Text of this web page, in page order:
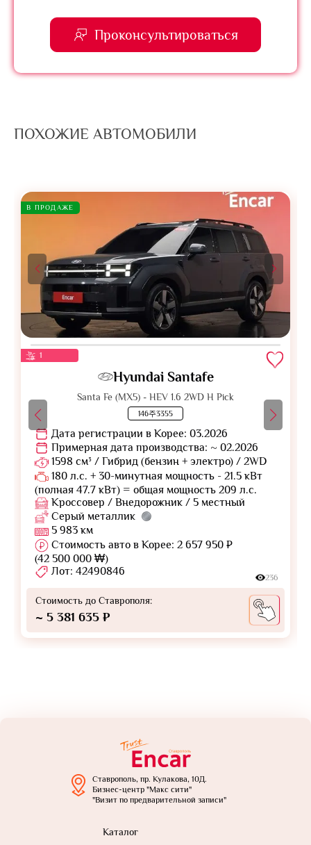
Проконсультироваться
ПОХОЖИЕ АВТОМОБИЛИ
В ПРОДАЖЕ
1
Hyundai Santafe
Santa Fe (MX5) - HEV 1.6 2WD H Pick
146주3355
Дата регистрации в Корее: 03.2026
Примерная дата производства: ~ 02.2026
1598 см³ / Гибрид (бензин + электро) / 2WD
180 л.с. + 30-минутная мощность - 21.5 кВт
(полная 47.7 кВт) = общая мощность 209 л.с.
Кроссовер / Внедорожник / 5 местный
Серый металлик
5 983 км
Стоимость авто в Корее: 2 657 950 ₽
(42 500 000 ₩)
Лот: 42490846
236
Стоимость до Ставрополя:
~ 5 381 635 ₽
Ставрополь, пр. Кулакова, 10Д.
Бизнес-центр "Макс сити"
"Визит по предварительной записи"
Каталог